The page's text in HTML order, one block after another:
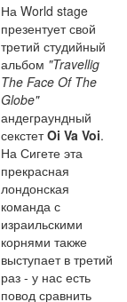
На World stage
презентует свой
третий студийный
альбом "Travellig
The Face Of The
Globe"
андеграундный
секстетOi Va Voi.
На Сигете эта
прекрасная
лондонская
команда с
израильскими
корнями также
выступает в третий
раз - у нас есть
повод сравнить